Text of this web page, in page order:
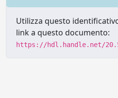
Utilizza questo
link a questo documento:
https://hdl.handle.net/